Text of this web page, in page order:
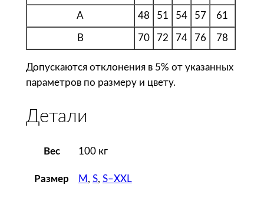
р
а
л
е
н
A 48 51 54 57 61
B 70 72 74 76 78
Допускаются отклонения в 5% от указанных
параметров по размеру и цвету.
Детали
Вес 100 кг
Размер M , S, S–XXL